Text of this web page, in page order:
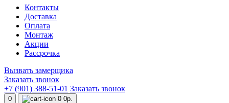
Контакты
Доставка
Оплата
Монтаж
Акции
Рассрочка
Вызвать замерщика
Заказать звонок
+7 (901) 388-51-01 Заказать звонок
0 0 0р.